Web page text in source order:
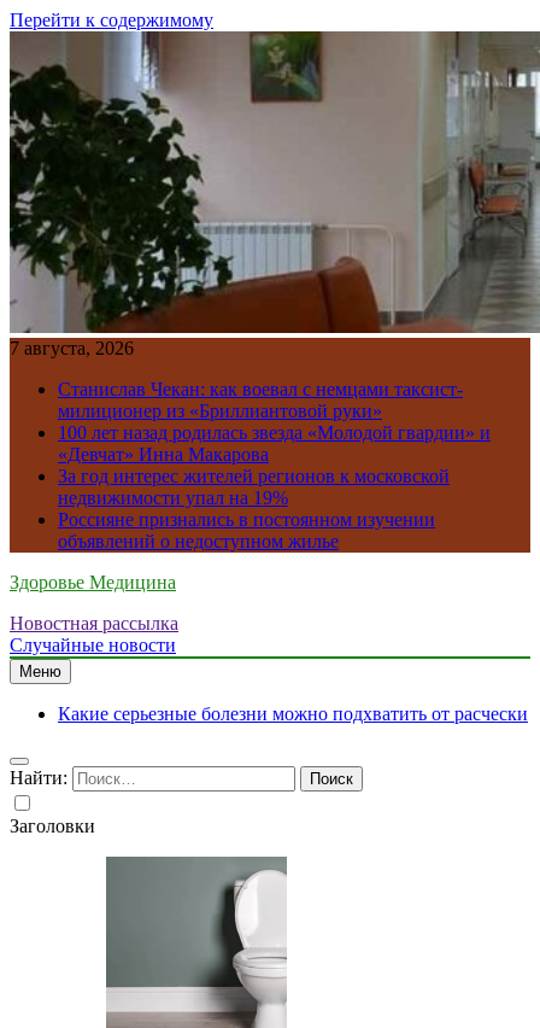
Перейти к содержимому
7 августа, 2026
Станислав Чекан: как воевал с немцами таксист-
милиционер из «Бриллиантовой руки»
100 лет назад родилась звезда «Молодой гвардии» и
«Девчат» Инна Макарова
За год интерес жителей регионов к московской
недвижимости упал на 19%
Россияне признались в постоянном изучении
объявлений о недоступном жилье
Здоровье Медицина
Новостная рассылка
Случайные новости
Меню
Какие серьезные болезни можно подхватить от расчески
Найти:
Заголовки